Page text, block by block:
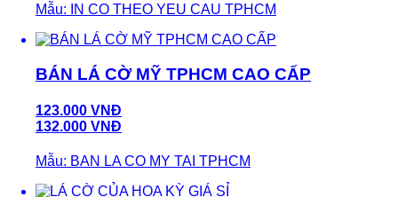
Mẫu: IN CO THEO YEU CAU TPHCM
BÁN LÁ CỜ MỸ TPHCM CAO CẤP
123.000 VNĐ
132.000 VNĐ
Mẫu: BAN LA CO MY TAI TPHCM